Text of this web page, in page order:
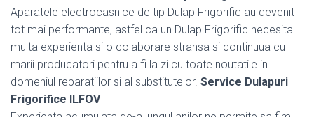
Aparatele electrocasnice de tip Dulap Frigorific au devenit
tot mai performante, astfel ca un Dulap Frigorific necesita
multa experienta si o colaborare stransa si continuua cu
marii producatori pentru a fi la zi cu toate noutatile in
domeniul reparatiilor si al substitutelor. Service Dulapuri
Frigorifice ILFOV